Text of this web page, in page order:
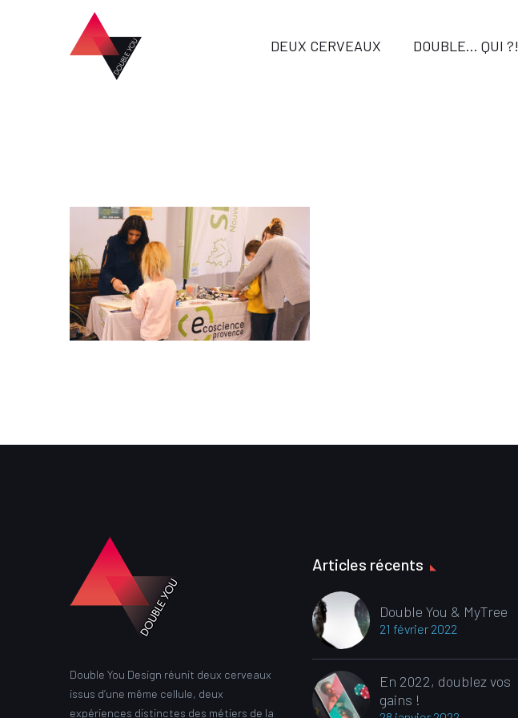
DEUX CERVEAUX DOUBLE… QUI ?!
Double You Design réunit deux cerveaux
issus d’une même cellule, deux
expériences distinctes des métiers de la
Articles récents
Double You & MyTree
21 février 2022
En 2022, doublez vos
gains !